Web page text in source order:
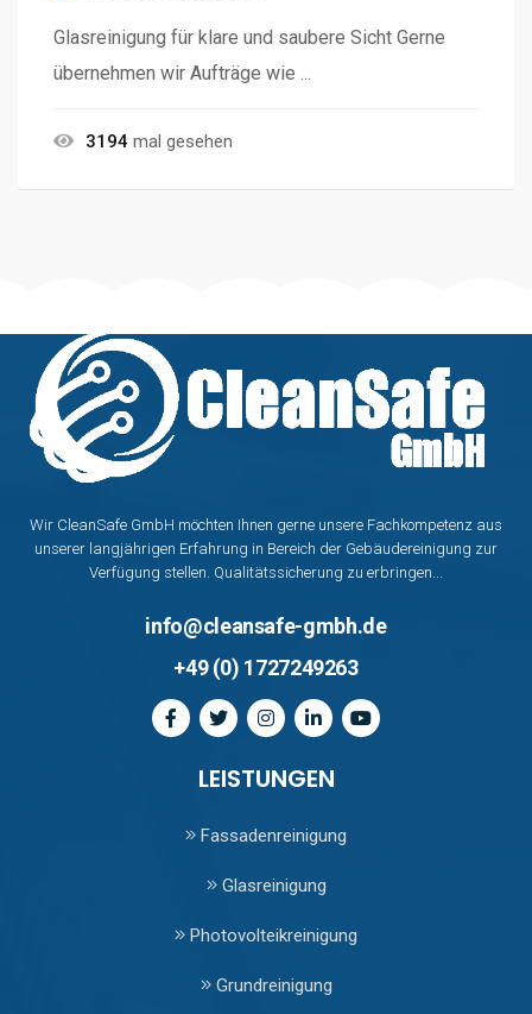
Glasreinigung für klare und saubere Sicht Gerne
übernehmen wir Aufträge wie ...
3194 mal gesehen
Wir CleanSafe GmbH möchten Ihnen gerne unsere Fachkompetenz aus
unserer langjährigen Erfahrung in Bereich der Gebäudereinigung zur
Verfügung stellen. Qualitätssicherung zu erbringen...
info@cleansafe-gmbh.de
+49 (0) 1727249263
LEISTUNGEN
Fassadenreinigung
Glasreinigung
Photovolteikreinigung
Grundreinigung